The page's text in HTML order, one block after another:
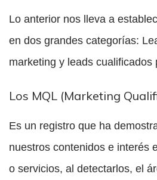
Lo anterior nos lleva a
en dos grandes categorías:
marketing y leads cualificados
Los MQL (Marketing
Es un registro que ha
nuestros contenidos e interés
o servicios, al detectarlos, el